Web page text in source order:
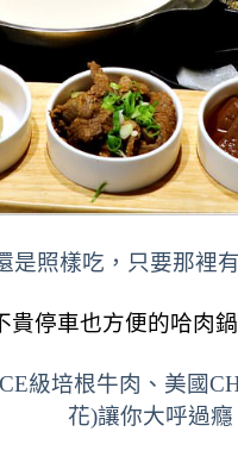
是照樣吃， 只要那裡
貴停車也方便的哈肉
級培根牛肉 、 美國
花)讓你大呼過癮